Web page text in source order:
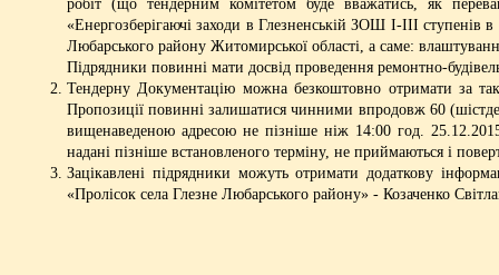
робіт (що тендерним комітетом буде вважатись, як
«Енергозберігаючі заходи в Глезненській ЗОШ I-III ступенів
Любарського району Житомирської області, а саме:
Підрядники повинні мати досвід проведення ремонтно-
Тендерну Документацію можна безкоштовно отримати за
Пропозиції повинні залишатися чинними впродовж 60
вищенаведеною адресою не пізніше ніж 14:00 год.
надані пізніше встановленого терміну, не приймаються і
Зацікавлені підрядники можуть отримати додаткову
«Пролісок села Глезне Любарського району» - Козаченко